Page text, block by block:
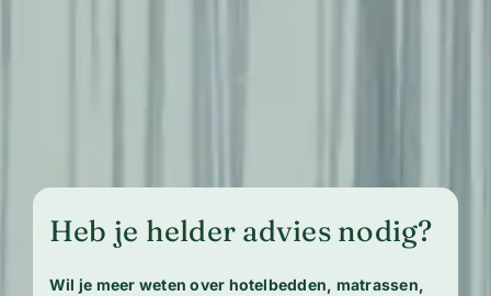
Heb je helder advies nodig?
Wil je meer weten over hotelbedden, matrassen,